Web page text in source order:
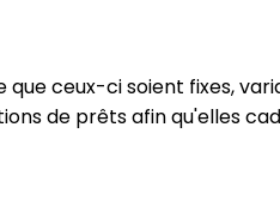
ceux-ci soient fixes,
de prêts afin qu'elles